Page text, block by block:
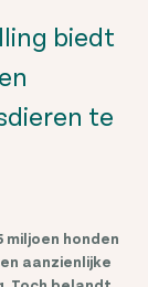
biedt
te
honden
aanzienlijke